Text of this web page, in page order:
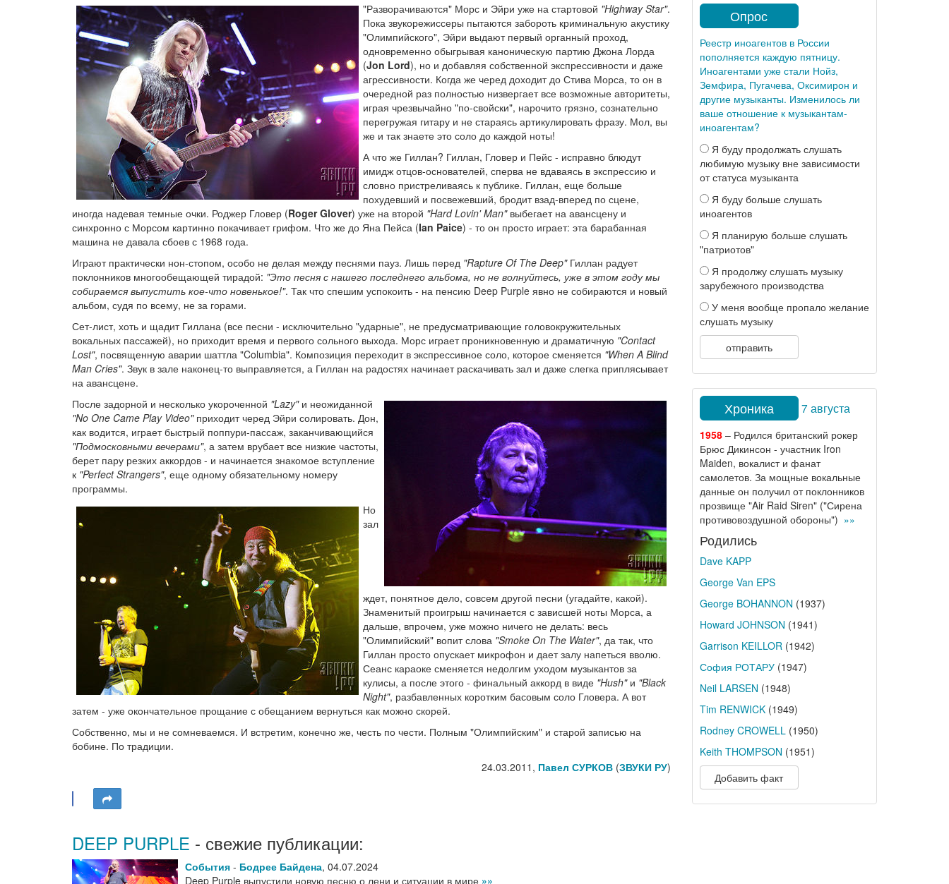
"Разворачиваются" Морс и Эйри уже на стартовой "Highway Star".
Пока звукорежиссеры пытаются забороть криминальную акустику
"Олимпийского", Эйри выдают первый органный проход,
одновременно обыгрывая каноническую партию Джона Лорда
(Jon Lord), но и добавляя собственной экспрессивности и даже
агрессивности. Когда же черед доходит до Стива Морса, то он в
очередной раз полностью низвергает все возможные авторитеты,
играя чрезвычайно "по-свойски", нарочито грязно, сознательно
перегружая гитару и не стараясь артикулировать фразу. Мол, вы
же и так знаете это соло до каждой ноты!
А что же Гиллан? Гиллан, Гловер и Пейс - исправно блюдут
имидж отцов-основателей, сперва не вдаваясь в экспрессию и
словно пристреливаясь к публике. Гиллан, еще больше
похудевший и посвежевший, бродит взад-вперед по сцене,
иногда надевая темные очки. Роджер Гловер (Roger Glover) уже на второй "Hard Lovin' Man"выбегает на авансцену и
синхронно с Морсом картинно покачивает грифом. Что же до Яна Пейса (Ian Paice) - то он просто играет: эта барабанная
машина не давала сбоев с 1968 года.
Играют практически нон-стопом, особо не делая между песнями пауз. Лишь перед "Rapture Of The Deep"Гиллан радует
поклонников многообещающей тирадой: "Это песня с нашего последнего альбома, но не волнуйтесь, уже в этом году мы
собираемся выпустить кое-что новенькое!". Так что спешим успокоить - на пенсию Deep Purple явно не собираются и новый
альбом, судя по всему, не за горами.
Сет-лист, хоть и щадит Гиллана (все песни - исключительно "ударные", не предусматривающие головокружительных
вокальных пассажей), но приходит время и первого сольного выхода. Морс играет проникновенную и драматичную "Contact
Lost", посвященную аварии шаттла "Columbia". Композиция переходит в экспрессивное соло, которое сменяется "When A Blind
Man Cries". Звук в зале наконец-то выправляется, а Гиллан на радостях начинает раскачивать зал и даже слегка приплясывает
на авансцене.
После задорной и несколько укороченной "Lazy"и неожиданной
"No One Came Play Video"приходит черед Эйри солировать. Дон,
как водится, играет быстрый поппури-пассаж, заканчивающийся
"Подмосковными вечерами", а затем врубает все низкие частоты,
берет пару резких аккордов - и начинается знакомое вступление
к "Perfect Strangers", еще одному обязательному номеру
программы.
Но
зал
ждет, понятное дело, совсем другой песни (угадайте, какой).
Знаменитый проигрыш начинается с зависшей ноты Морса, а
дальше, впрочем, уже можно ничего не делать: весь
"Олимпийский" вопит слова "Smoke On The Water", да так, что
Гиллан просто опускает микрофон и дает залу напеться вволю.
Сеанс караоке сменяется недолгим уходом музыкантов за
кулисы, а после этого - финальный аккорд в виде "Hush"и "Black
Night", разбавленных коротким басовым соло Гловера. А вот
затем - уже окончательное прощание с обещанием вернуться как можно скорей.
Собственно, мы и не сомневаемся. И встретим, конечно же, честь по чести. Полным "Олимпийским" и старой записью на
бобине. По традиции.
24.03.2011, Павел СУРКОВ(ЗВУКИ РУ)
DEEP PURPLE - свежие публикации:
События - Бодрее Байдена, 04.07.2024
Deep Purple выпустили новую песню о лени и ситуации в мире »»
Опрос
Реестр иноагентов в России
пополняется каждую пятницу.
Иноагентами уже стали Нойз,
Земфира, Пугачева, Оксимирон и
другие музыканты. Изменилось ли
ваше отношение к музыкантам-
иноагентам?
Я буду продолжать слушать
любимую музыку вне зависимости
от статуса музыканта
Я буду больше слушать
иноагентов
Я планирую больше слушать
"патриотов"
Я продолжу слушать музыку
зарубежного производства
У меня вообще пропало желание
слушать музыку
отправить
Хроника 7 августа
1958– Родился британский рокер
Брюс Дикинсон - участник Iron
Maiden, вокалист и фанат
самолетов. За мощные вокальные
данные он получил от поклонников
прозвище "Air Raid Siren" ("Сирена
противовоздушной обороны") »»
Родились
Dave KAPP
George Van EPS
George BOHANNON (1937)
Howard JOHNSON (1941)
Garrison KEILLOR(1942)
София РОТАРУ(1947)
Neil LARSEN (1948)
Tim RENWICK(1949)
Rodney CROWELL(1950)
Keith THOMPSON (1951)
Добавить факт